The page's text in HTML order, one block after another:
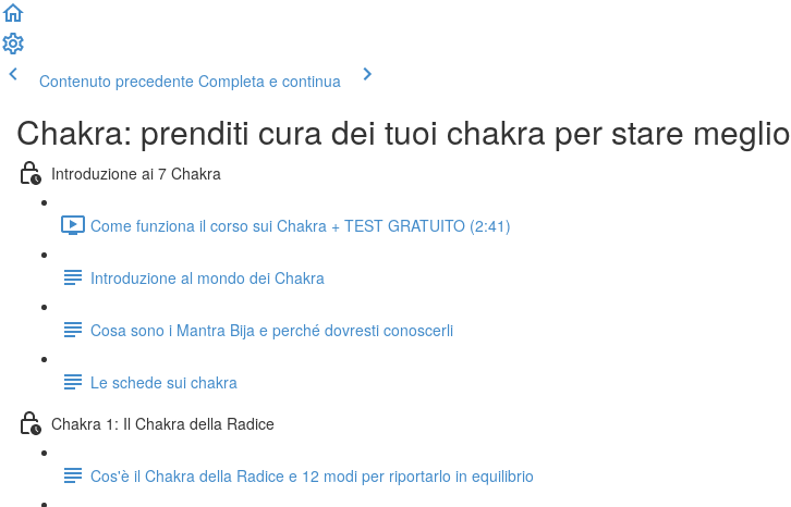
Contenuto precedente Completa e continua
Chakra: prenditi cura dei tuoi chakra per stare meglio
Introduzione ai 7 Chakra
Come funziona il corso sui Chakra + TEST GRATUITO (2:41)
Introduzione al mondo dei Chakra
Cosa sono i Mantra Bija e perché dovresti conoscerli
Le schede sui chakra
Chakra 1: Il Chakra della Radice
Cos'è il Chakra della Radice e 12 modi per riportarlo in equilibrio